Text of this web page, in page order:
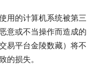
用的计算机系统被第三
意或不当操作而造成的
易平台金陵数藏）将不
的损失。